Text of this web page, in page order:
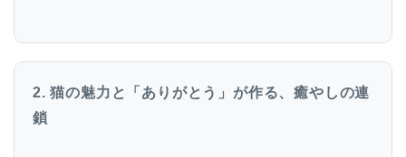
2. 猫の魅力と「ありがとう」が作る、癒やしの連
鎖